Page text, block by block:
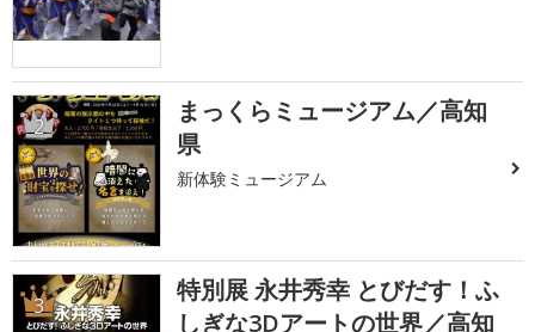
2
まっくらミュージアム／高知
県
新体験ミュージアム
3
特別展 永井秀幸 とびだす！ふ
しぎな3Dアートの世界／高知